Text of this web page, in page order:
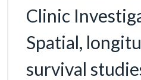
Clinic
Spatial,
survival